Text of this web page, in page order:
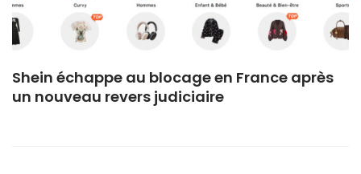
Shein échappe au blocage en France après
un nouveau revers judiciaire